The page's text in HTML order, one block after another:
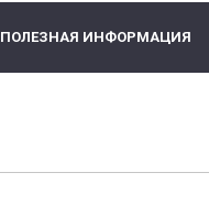
ПОЛЕЗНАЯ ИНФОРМАЦИЯ